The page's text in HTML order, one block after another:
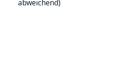
abweichend)